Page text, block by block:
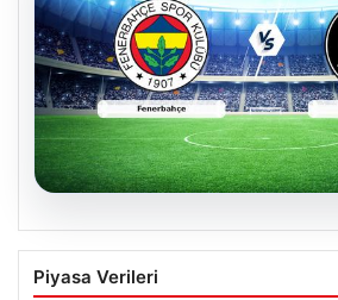
CANLI | Fenerbahçe –
Maç Anlatımı
Piyasa Verileri